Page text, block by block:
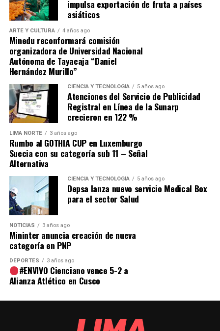
impulsa exportación de fruta a países
asiáticos
ARTE Y CULTURA 4 años ago
Minedu reconformará comisión
organizadora de Universidad Nacional
Autónoma de Tayacaja “Daniel
Hernández Murillo”
CIENCIA Y TECNOLOGÍA 5 años ago
Atenciones del Servicio de Publicidad
Registral en Línea de la Sunarp
crecieron en 122 %
LIMA NORTE 3 años ago
Rumbo al GOTHIA CUP en Luxemburgo
Suecia con su categoría sub 11 – Señal
Alternativa
CIENCIA Y TECNOLOGÍA 5 años ago
Depsa lanza nuevo servicio Medical Box
para el sector Salud
NOTICIAS 3 años ago
Mininter anuncia creación de nueva
categoría en PNP
DEPORTES 3 años ago
#ENVIVO Cienciano vence 5-2 a
Alianza Atlético en Cusco